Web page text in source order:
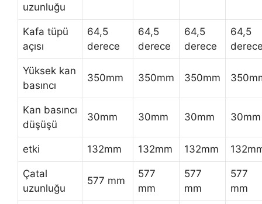
uzunluğu
Kafa tüpü
açısı
64,5
derece
64,5
derece
64,5
derece
64,5
Yüksek kan
basıncı
350mm 350mm 350mm
Kan basıncı
düşüşü
30mm 30mm 30mm 30mm
etki 132mm 132mm 132mm
Çatal
uzunluğu
577 mm
577
mm
577
mm
577
mm